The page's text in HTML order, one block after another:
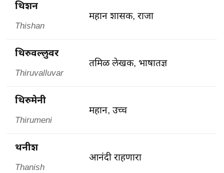
थिशन
Thishan
महान शासक, राजा
थिरुवल्लुवर
Thiruvalluvar
तमिळ लेखक, भाषातज्ञ
थिरुमेनी
Thirumeni
महान, उच्च
थनीश
Thanish
आनंदी राहणारा